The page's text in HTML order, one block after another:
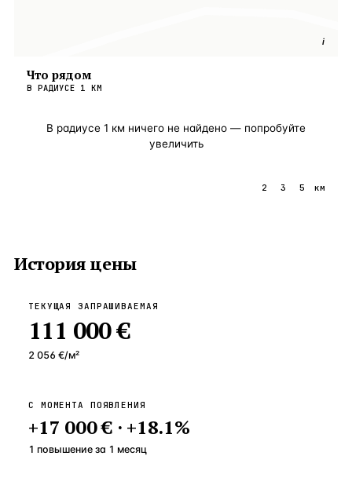
i
Что рядом
В РАДИУСЕ 1 КМ
В радиусе 1 км ничего не найдено — попробуйте
увеличить
2 3 5 км
История цены
ТЕКУЩАЯ ЗАПРАШИВАЕМАЯ
111 000 €
2 056 €/м²
С МОМЕНТА ПОЯВЛЕНИЯ
+17 000 €· +18.1%
1 повышение за 1 месяц